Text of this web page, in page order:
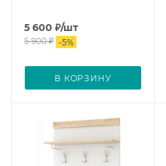
5 600 ₽/шт
5 900₽ -5%
В КОРЗИНУ